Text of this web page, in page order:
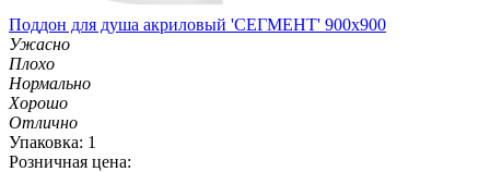
Поддон для душа акриловый 'СЕГМЕНТ' 900х900
Ужасно
Плохо
Нормально
Хорошо
Отлично
Упаковка: 1
Розничная цена: